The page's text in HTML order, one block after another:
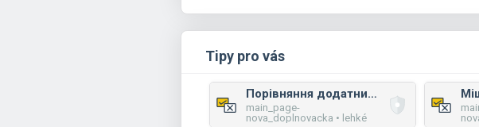
Tipy pro vás
Порівняння додатних і від’ємних чисел
main_page-
nova_doplnovacka • lehké